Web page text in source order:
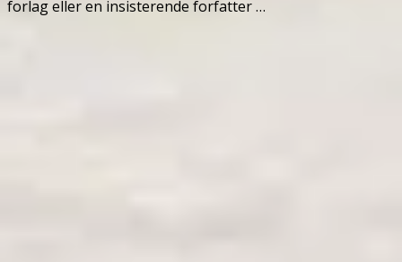
forlag eller en insisterende forfatter …